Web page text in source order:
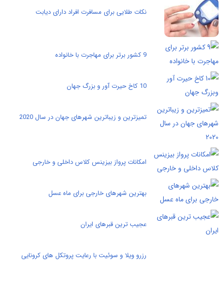
نکات طلایی برای مسافرت افراد دارای دیابت
9 کشور برتر برای مهاجرت با خانواده
10 کاخ حیرت آور و بزرگ جهان
تمیزترین و زیباترین شهرهای جهان در سال 2020
امکانات پرواز بیزینس کلاس داخلی و خارجی
بهترین شهرهای خارجی برای ماه عسل
عجیب ترین قبرهای ایران
رزرو ویلا و سوئیت با رعایت پروتکل های کرونایی